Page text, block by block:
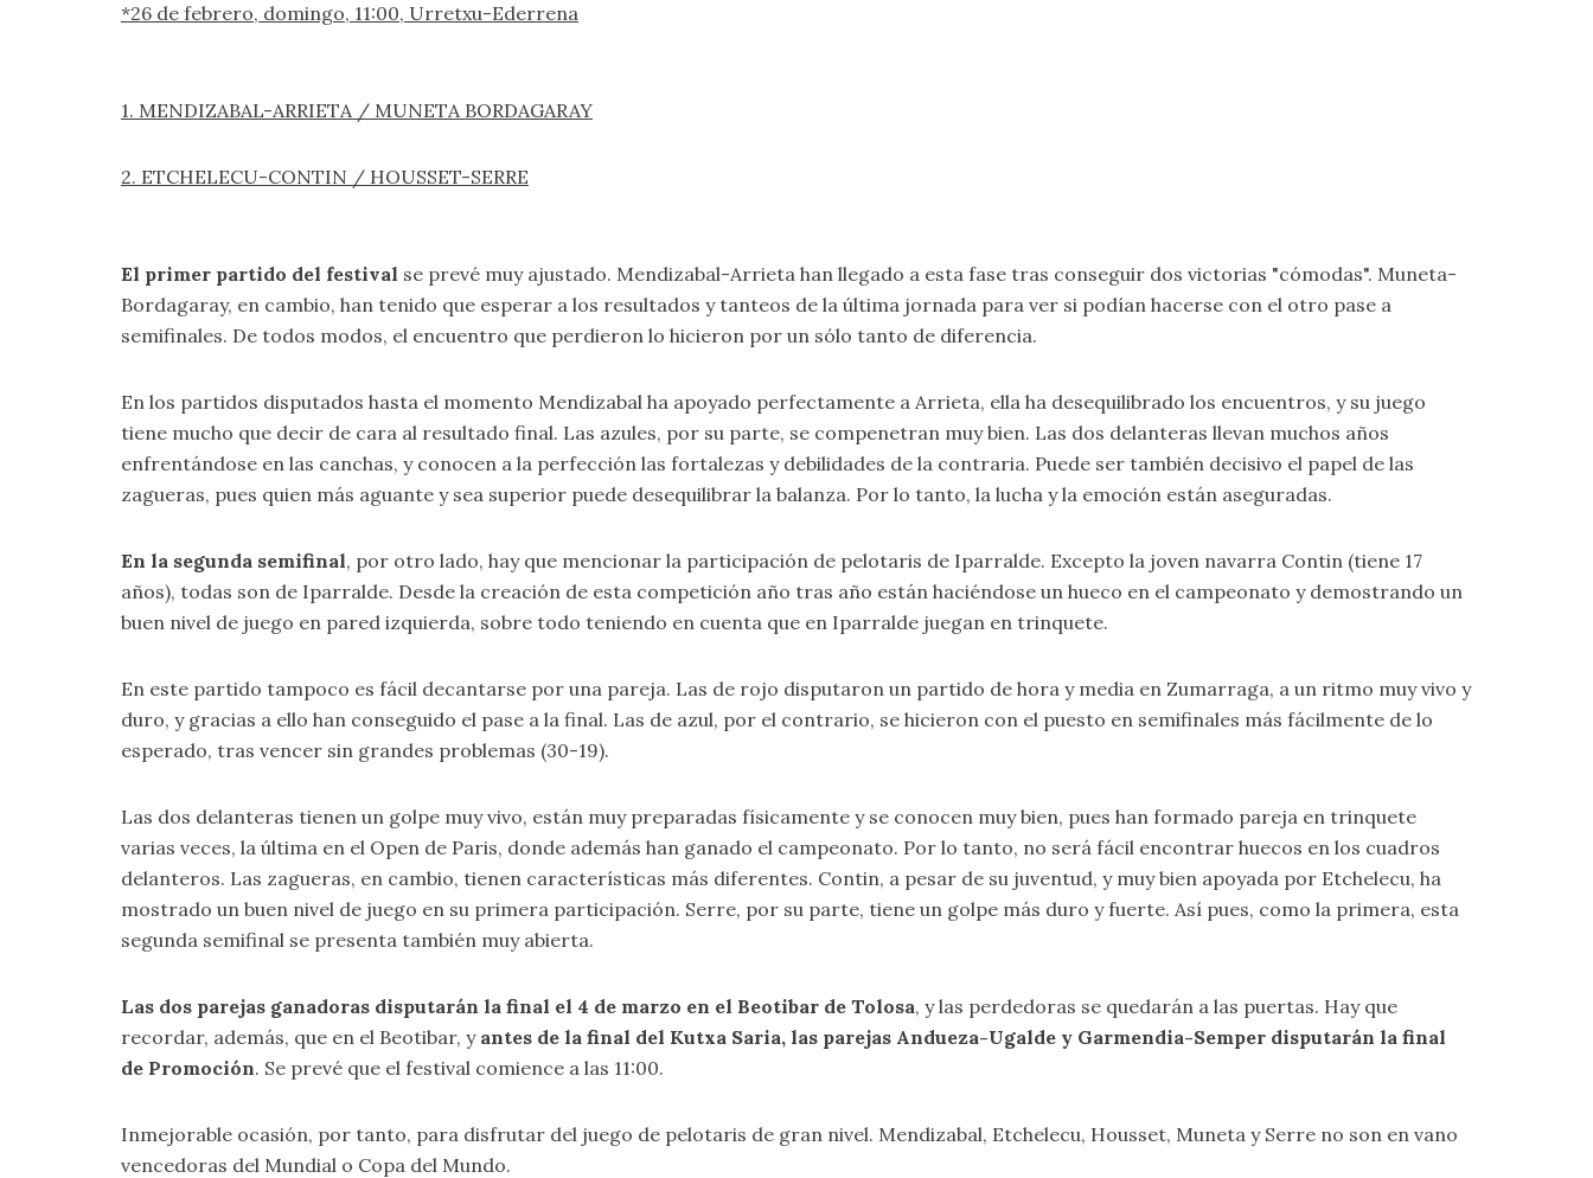
*26 de febrero, domingo, 11:00, Urretxu-Ederrena
1. MENDIZABAL-ARRIETA / MUNETA BORDAGARAY
2. ETCHELECU-CONTIN / HOUSSET-SERRE
El primer partido del festival se prevé muy ajustado. Mendizabal-Arrieta han llegado a esta fase tras conseguir dos victorias "cómodas". Muneta-
Bordagaray, en cambio, han tenido que esperar a los resultados y tanteos de la última jornada para ver si podían hacerse con el otro pase a
semifinales. De todos modos, el encuentro que perdieron lo hicieron por un sólo tanto de diferencia.
En los partidos disputados hasta el momento Mendizabal ha apoyado perfectamente a Arrieta, ella ha desequilibrado los encuentros, y su juego
tiene mucho que decir de cara al resultado final. Las azules, por su parte, se compenetran muy bien. Las dos delanteras llevan muchos años
enfrentándose en las canchas, y conocen a la perfección las fortalezas y debilidades de la contraria. Puede ser también decisivo el papel de las
zagueras, pues quien más aguante y sea superior puede desequilibrar la balanza. Por lo tanto, la lucha y la emoción están aseguradas.
En la segunda semifinal, por otro lado, hay que mencionar la participación de pelotaris de Iparralde. Excepto la joven navarra Contin (tiene 17
años), todas son de Iparralde. Desde la creación de esta competición año tras año están haciéndose un hueco en el campeonato y demostrando un
buen nivel de juego en pared izquierda, sobre todo teniendo en cuenta que en Iparralde juegan en trinquete.
En este partido tampoco es fácil decantarse por una pareja. Las de rojo disputaron un partido de hora y media en Zumarraga, a un ritmo muy vivo y
duro, y gracias a ello han conseguido el pase a la final. Las de azul, por el contrario, se hicieron con el puesto en semifinales más fácilmente de lo
esperado, tras vencer sin grandes problemas (30-19).
Las dos delanteras tienen un golpe muy vivo, están muy preparadas físicamente y se conocen muy bien, pues han formado pareja en trinquete
varias veces, la última en el Open de Paris, donde además han ganado el campeonato. Por lo tanto, no será fácil encontrar huecos en los cuadros
delanteros. Las zagueras, en cambio, tienen características más diferentes. Contin, a pesar de su juventud, y muy bien apoyada por Etchelecu, ha
mostrado un buen nivel de juego en su primera participación. Serre, por su parte, tiene un golpe más duro y fuerte. Así pues, como la primera, esta
segunda semifinal se presenta también muy abierta.
Las dos parejas ganadoras disputarán la final el 4 de marzo en el Beotibar de Tolosa, y las perdedoras se quedarán a las puertas. Hay que
recordar, además, que en el Beotibar, y antes de la final del Kutxa Saria, las parejas Andueza-Ugalde y Garmendia-Semper disputarán la final
de Promoción. Se prevé que el festival comience a las 11:00.
Inmejorable ocasión, por tanto, para disfrutar del juego de pelotaris de gran nivel. Mendizabal, Etchelecu, Housset, Muneta y Serre no son en vano
vencedoras del Mundial o Copa del Mundo.